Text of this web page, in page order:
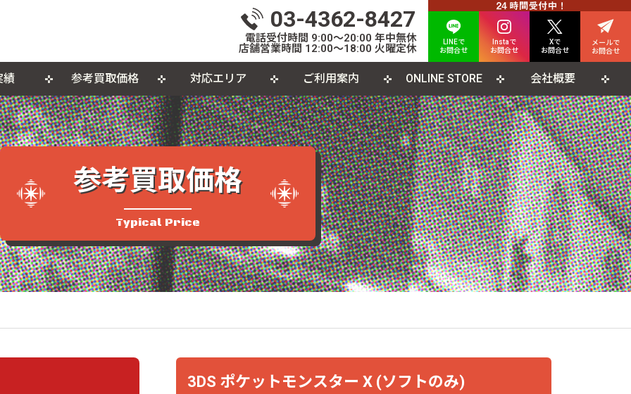
03-4362-8427
電話受付時間 9:00〜20:00 年中無休
店舗営業時間 12:00〜18:00 火曜定休
LINEで
お問合せ
Instaで
お問合せ
Xで
お問合せ
メールで
お問合せ
おもちゃ カード CD
カセットテープ パソコンソフト 書籍・雑誌
績 参考買取価格 対応エリア ご利用案内
て 出張買取について LINE査定について よくある質問
ONLINE STORE 会社概要
おしらせ 個人情報保護方針 利用規約
参考買取価格
Typical Price
3DS ポケットモンスター X (ソフトのみ)